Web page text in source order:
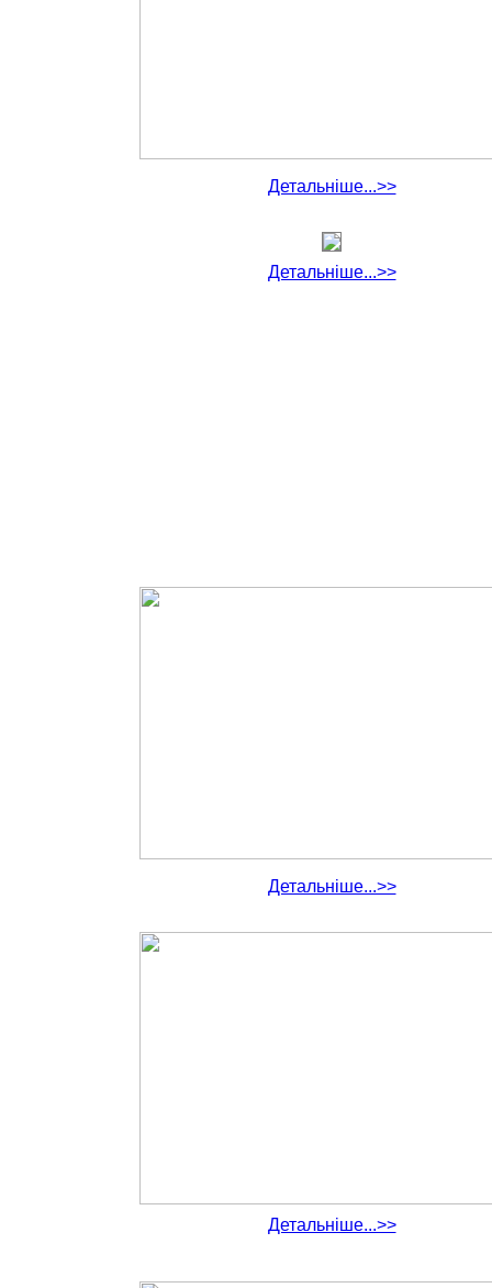
Детальніше...>>
Детальніше...>>
Детальніше...>>
Детальніше...>>